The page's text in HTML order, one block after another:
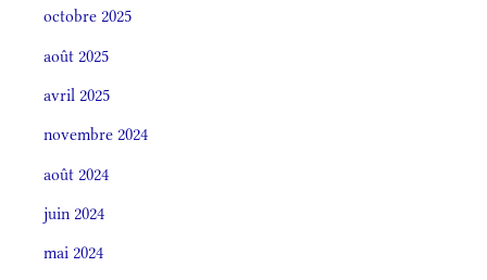
octobre 2025
août 2025
avril 2025
novembre 2024
août 2024
juin 2024
mai 2024